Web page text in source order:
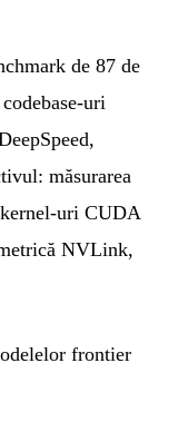
de 87 de
uri
măsurarea
uri CUDA
NVLink,
frontier